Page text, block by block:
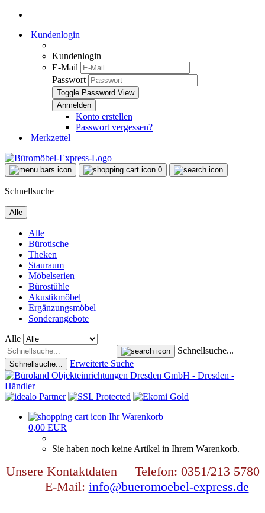
Kundenlogin
Kundenlogin
E-Mail
Passwort
Toggle Password View
Konto erstellen
Passwort vergessen?
Merkzettel
0
Schnellsuche
Alle
Alle
Bürotische
Theken
Stauraum
Möbelserien
Bürostühle
Akustikmöbel
Ergänzungsmöbel
Sonderangebote
Alle
Schnellsuche...
Schnellsuche... Erweiterte Suche
Ihr Warenkorb
0,00 EUR
Sie haben noch keine Artikel in Ihrem Warenkorb.
Unsere Kontaktdaten Telefon: 0351/213 5780
E-Mail: info@bueromoebel-express.de